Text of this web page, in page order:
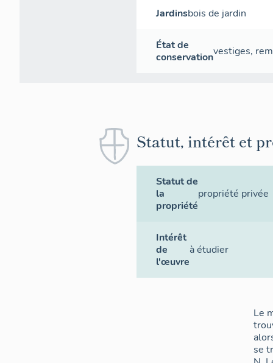
Jardinsbois de jardin
État de
conservationvestiges,
Statut, intérêt et
Statut de
la
propriété
propriété privée
Intérêt
de
l'œuvre
à étudier
Le
se